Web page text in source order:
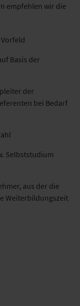
empfehlen wir die
Basis der
der
bei Bedarf
Selbststudium
aus der die
Weiterbildungszeit